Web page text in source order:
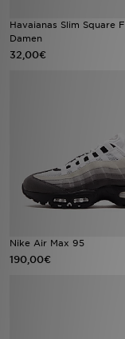
Havaianas Slim Square
Damen
32,00€
Nike Air Max 95
190,00€
Fußball
Sport
Filialfinder
Mein JD
Meine Nachrichten